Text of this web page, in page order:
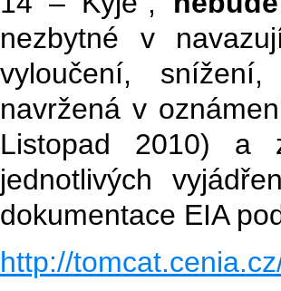
nezbytné v
vyloučení,
navržená v
Listopad 2010) a
jednotlivých
dokumentace EIA
http://